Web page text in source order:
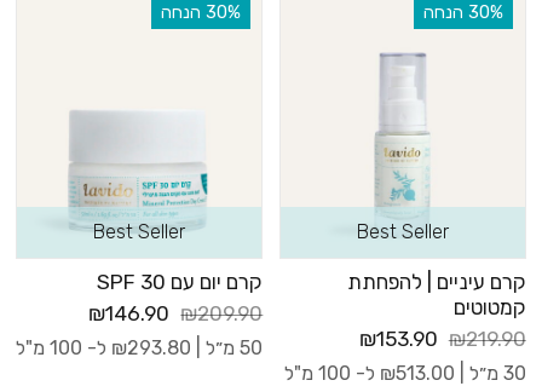
‫30% הנחה
Best Seller
קרם עיניים | להפחתת
קמטוטים
₪219.90
₪153.90
30 מ״ל | ₪513.00 ל- 100 מ"ל
‫30% הנחה
Best Seller
קרם יום עם 30 SPF
₪209.90
₪146.90
50 מ״ל | ₪293.80 ל- 100 מ"ל